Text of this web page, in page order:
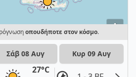
i
οπουδήποτε στον κόσμο.
Σάβ 08 Αυγ Κυρ 09 Αυγ
27°C